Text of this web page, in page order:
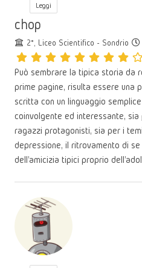
Leggi
chop
2°, Liceo Scientifico - Sondrio
Può sembrare la tipica storia da
prime pagine, risulta essere una
scritta con un linguaggio
coinvolgente ed interessante,
ragazzi protagonisti, sia per i
depressione, il ritrovamento di
dell'amicizia tipici proprio